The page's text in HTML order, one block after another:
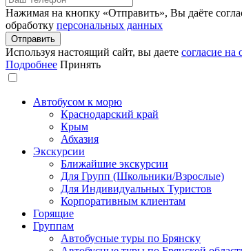
Нажимая на кнопку «Отправить», Вы даёте
обработку персональных данных
Используя настоящий сайт, вы даете согласие на
Подробнее Принять
Автобусом к морю
Краснодарский край
Крым
Абхазия
Экскурсии
Ближайшие экскурсии
Для Групп (Школьники/Взрослые)
Для Индивидуальных Туристов
Корпоративным клиентам
Горящие
Группам
Автобусные туры по Брянску